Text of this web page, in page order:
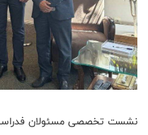
نشست تخصصی مسئولان